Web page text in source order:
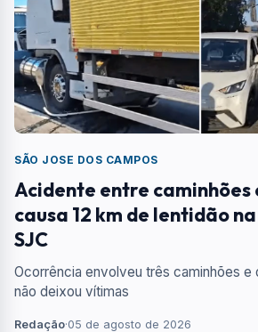
SÃO JOSE DOS CAMPOS
Acidente entre caminhões
causa 12 km de lentidão
SJC
Ocorrência envolveu três caminhões e
não deixou vítimas
Redação·05 de agosto de 2026